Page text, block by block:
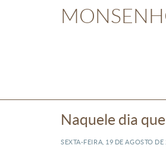
Naquele dia
SEXTA-FEIRA, 19 DE AGOSTO DE